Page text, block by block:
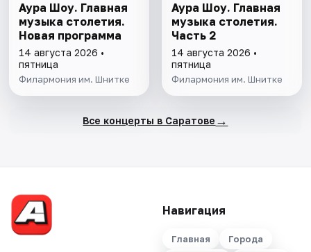
Аура Шоу. Главная
музыка столетия.
Новая программа
14 августа 2026 •
пятница
Филармония им. Шнитке
Аура Шоу. Главная
музыка столетия.
Часть 2
14 августа 2026 •
пятница
Филармония им. Шнитке
Все концерты в Саратове →
Навигация
Главная
Города